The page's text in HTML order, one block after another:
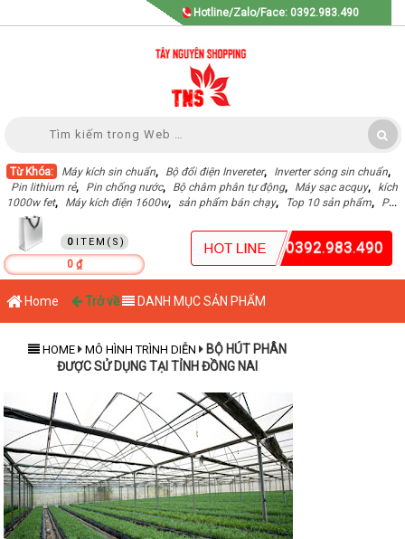
Hotline/Zalo/Face: 0392.983.490
Từ Khóa: Máy kích sin chuẩn, Bộ đổi điện Invereter, Inverter sóng sin chuẩn,
Pin lithium rẻ, Pin chống nước, Bộ châm phân tự động, Máy sạc acquy,
kích
1000w fet, Máy kích điện 1600w, sản phẩm bán chạy, Top 10 sản phẩm,
Pin
Lithium dung lượng cao
0
0 ₫
0392.983.490
Home Trở về DANH MỤC SẢN PHẨM
HOME MÔ HÌNH TRÌNH DIỄN
BỘ HÚT PHÂN
ĐƯỢC SỬ DỤNG TẠI TỈNH ĐỒNG NAI